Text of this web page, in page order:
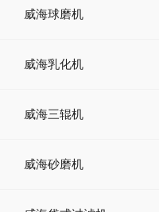
威海球磨机
威海乳化机
威海三辊机
威海砂磨机